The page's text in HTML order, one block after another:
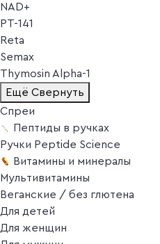
NAD+
PT-141
Reta
Semax
Thymosin Alpha-1
Ещё Свернуть
Спреи
Пептиды в ручках
Ручки Peptide Science
Витамины и минералы
Мультивитамины
Веганские / без глютена
Для детей
Для женщин